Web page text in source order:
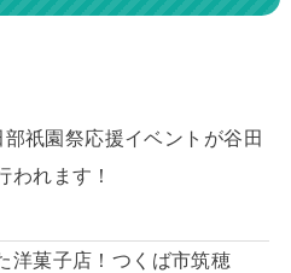
祇園祭応援イベントが谷田
われます！
洋菓子店！つくば市筑穂